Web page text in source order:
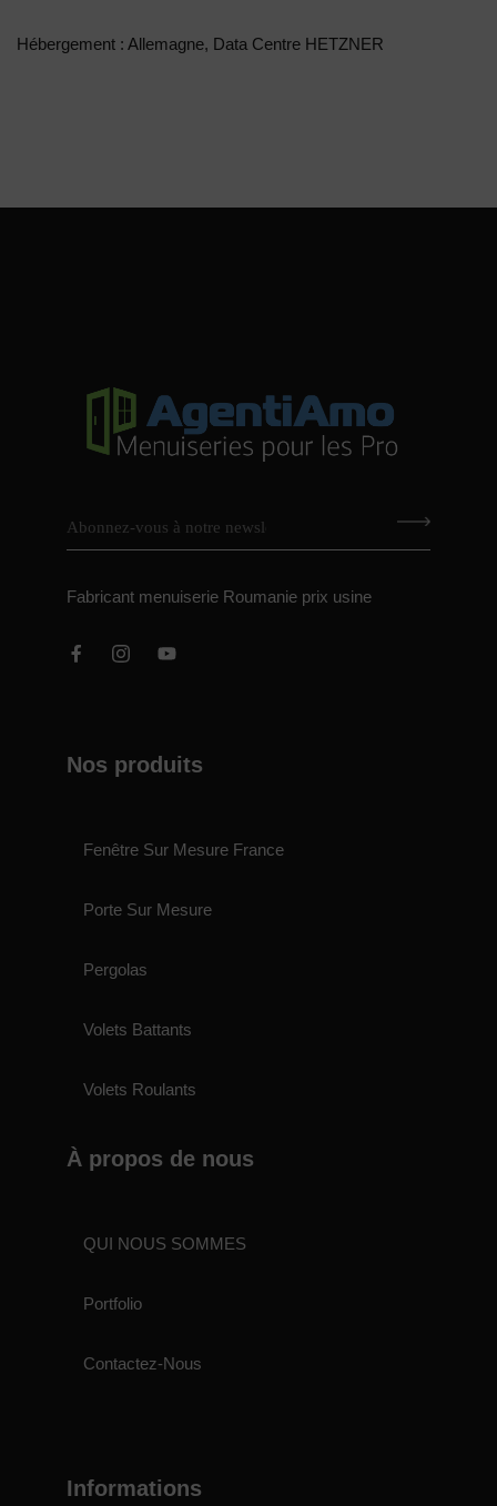
Hébergement : Allemagne, Data Centre HETZNER
Fabricant menuiserie Roumanie prix usine
Nos produits
Fenêtre Sur Mesure France
Porte Sur Mesure
Pergolas
Volets Battants
Volets Roulants
À propos de nous
QUI NOUS SOMMES
Portfolio
Contactez-Nous
Informations